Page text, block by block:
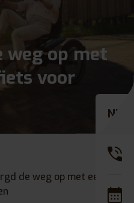
weg op met
voor
de weg op met een
NL